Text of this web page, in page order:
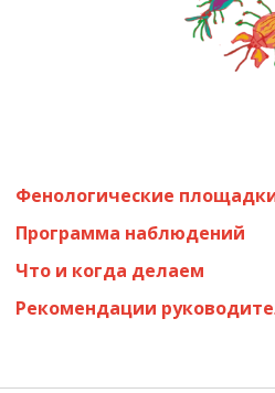
Фенологические
Программа наблюдений
Что и когда делаем
Рекомендации